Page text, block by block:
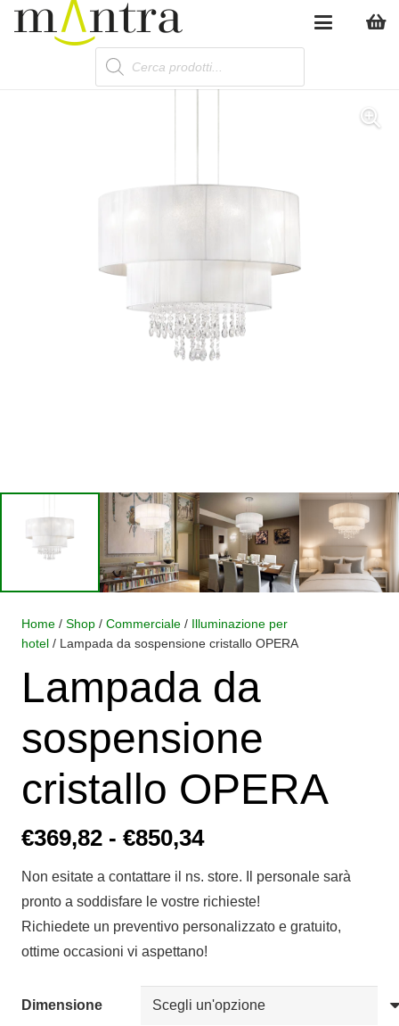
Products
search
Home / Shop / Commerciale / Illuminazione per
hotel / Lampada da sospensione cristallo OPERA
Lampada da
sospensione
cristallo OPERA
€369,82 - €850,34Fascia
prezzo:
da
€369,82
a
€850,34
Non esitate a contattare il ns. store. Il personale sarà
pronto a soddisfare le vostre richieste!
Richiedete un preventivo personalizzato e gratuito,
ottime occasioni vi aspettano!
Dimensione